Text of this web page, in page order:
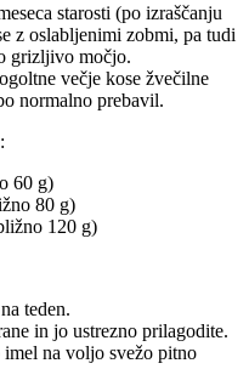
starosti (po izraščanju
z oslabljenimi zobmi, pa tudi
grizljivo močjo.
večje kose žvečilne
normalno prebavil.
60 g)
80 g)
120 g)
teden.
in jo ustrezno prilagodite.
imel na voljo svežo pitno